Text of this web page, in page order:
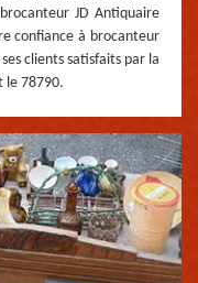
JD Antiquaire
confiance à brocanteur
clients satisfaits par la
le 78790.